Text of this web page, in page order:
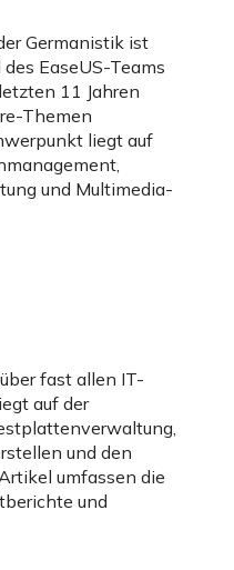
Germanistik ist
EaseUS-Teams
11 Jahren
Themen
liegt auf
und Multimedia-
fast allen IT-
auf der
und den
umfassen die
und